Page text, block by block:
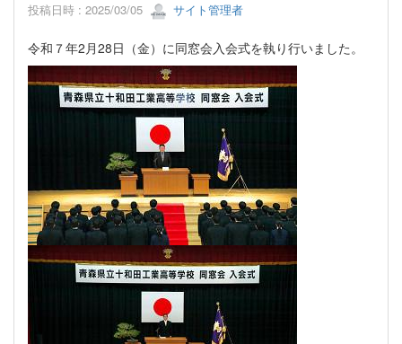
投稿日時 : 2025/03/05 サイト管理者
令和７年2月28日（金）に同窓会入会式を執り行いました。